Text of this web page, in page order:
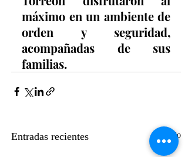
máximo en un ambiente de
orden y seguridad,
acompañadas de sus
familias.
Entradas recientes Ver todo